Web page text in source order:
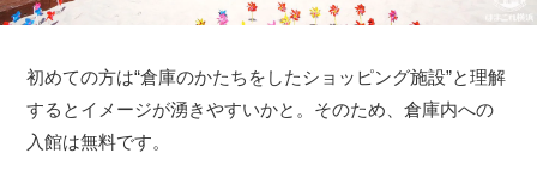
初めての方は“倉庫のかたちをしたショッピング施設”と理解
するとイメージが湧きやすいかと。そのため、倉庫内への
入館は無料です。